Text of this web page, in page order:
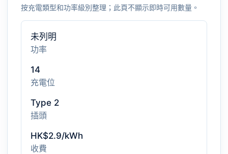
按充電類型和功率級別整理；此頁不顯示即時可用數量。
未列明
功率
14
充電位
Type 2
插頭
HK$2.9/kWh
收費